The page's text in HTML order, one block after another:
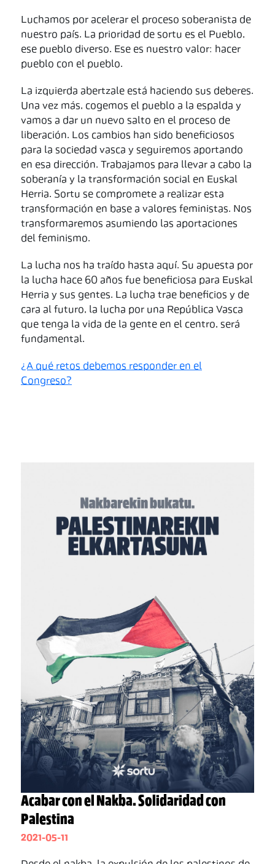
Luchamos por acelerar el proceso soberanista de
nuestro país. La prioridad de sortu es el Pueblo,
ese pueblo diverso. Ese es nuestro valor: hacer
pueblo con el pueblo.
La izquierda abertzale está haciendo sus deberes.
Una vez más, cogemos el pueblo a la espalda y
vamos a dar un nuevo salto en el proceso de
liberación. Los cambios han sido beneficiosos
para la sociedad vasca y seguiremos aportando
en esa dirección. Trabajamos para llevar a cabo la
soberanía y la transformación social en Euskal
Herria. Sortu se compromete a realizar esta
transformación en base a valores feministas. Nos
transformaremos asumiendo las aportaciones
del feminismo.
La lucha nos ha traído hasta aquí. Su apuesta por
la lucha hace 60 años fue beneficiosa para Euskal
Herria y sus gentes. La lucha trae beneficios y de
cara al futuro, la lucha por una República Vasca
que tenga la vida de la gente en el centro, será
fundamental.
¿A qué retos debemos responder en el
Congreso?
Acabar con el Nakba. Solidaridad con
Palestina
2021-05-11